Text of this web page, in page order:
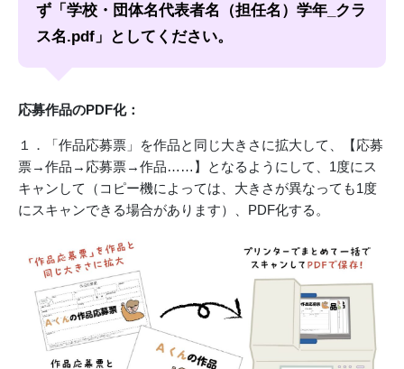
ず「学校・団体名代表者名（担任名）学年_クラ
ス名.pdf」としてください。
応募作品のPDF化：
１．「作品応募票」を作品と同じ大きさに拡大して、【応募
票→作品→応募票→作品……】となるようにして、1度にス
キャンして（コピー機によっては、大きさが異なっても1度
にスキャンできる場合があります）、PDF化する。